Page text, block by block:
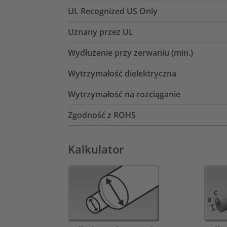
UL Recognized US Only
Uznany przez UL
Wydłużenie przy zerwaniu (min.)
Wytrzymałość dielektryczna
Wytrzymałość na rozciąganie
Zgodność z ROHS
Kalkulator